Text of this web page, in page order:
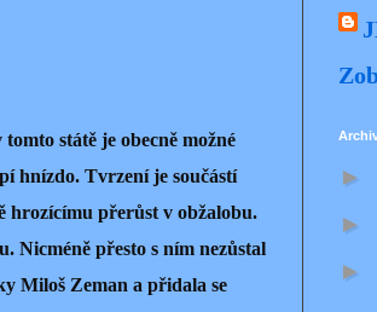
státě je obecně možné
hnízdo. Tvrzení je součástí
hrozícímu přerůst v obžalobu.
Nicméně přesto s ním nezůstal
Miloš Zeman a přidala se
►
►
►